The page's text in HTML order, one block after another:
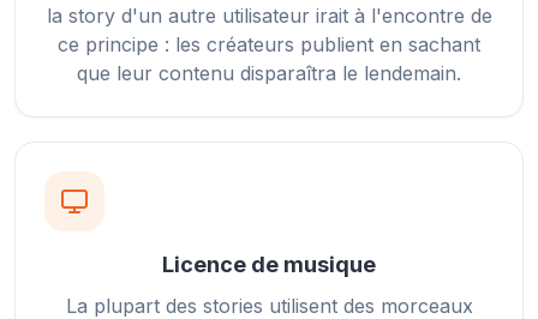
la story d'un autre utilisateur irait à l'encontre de
ce principe : les créateurs publient en sachant
que leur contenu disparaîtra le lendemain.
Licence de musique
La plupart des stories utilisent des morceaux